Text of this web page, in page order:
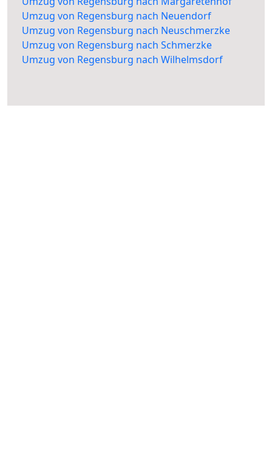
Umzug von Regensburg nach Neuendorf
Umzug von Regensburg nach Neuschmerzke
Umzug von Regensburg nach Schmerzke
Umzug von Regensburg nach Wilhelmsdorf